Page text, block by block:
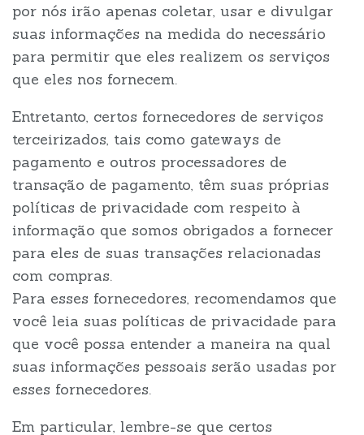
por nós irão apenas coletar, usar e divulgar
suas informações na medida do necessário
para permitir que eles realizem os serviços
que eles nos fornecem.
Entretanto, certos fornecedores de serviços
terceirizados, tais como gateways de
pagamento e outros processadores de
transação de pagamento, têm suas próprias
políticas de privacidade com respeito à
informação que somos obrigados a fornecer
para eles de suas transações relacionadas
com compras.
Para esses fornecedores, recomendamos que
você leia suas políticas de privacidade para
que você possa entender a maneira na qual
suas informações pessoais serão usadas por
esses fornecedores.
Em particular, lembre-se que certos